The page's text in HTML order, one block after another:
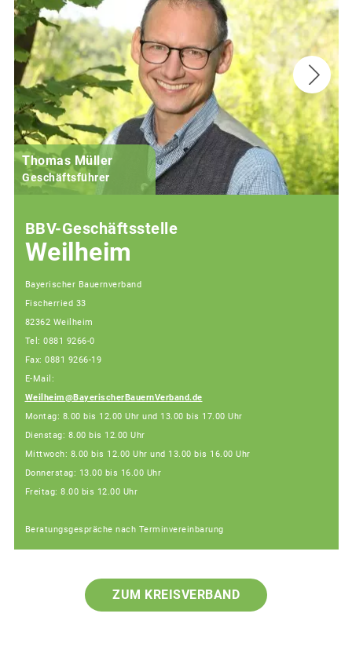
Thomas Müller
Geschäftsführer
BBV-Geschäftsstelle
Weilheim
Bayerischer Bauernverband
Fischerried 33
82362 Weilheim
Tel: 0881 9266-0
Fax: 0881 9266-19
E-Mail:
Weilheim@BayerischerBauernVerband.de
Montag: 8.00 bis 12.00 Uhr und 13.00 bis 17.00 Uhr
Dienstag: 8.00 bis 12.00 Uhr
Mittwoch: 8.00 bis 12.00 Uhr und 13.00 bis 16.00 Uhr
Donnerstag: 13.00 bis 16.00 Uhr
Freitag: 8.00 bis 12.00 Uhr
Beratungsgespräche nach Terminvereinbarung
ZUM KREISVERBAND